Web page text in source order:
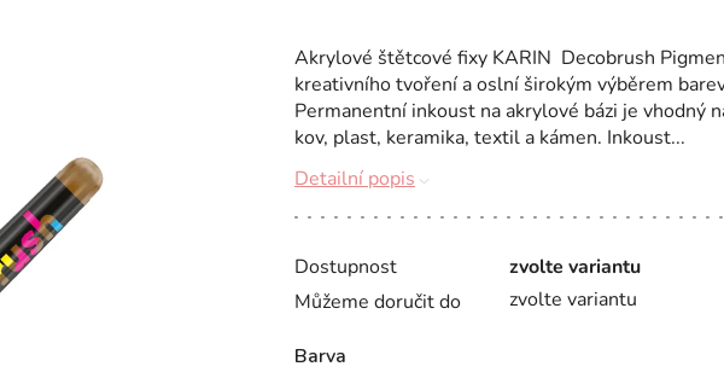
Dostupnost
zvolte variantu
Můžeme doručit do
zvolte variantu
Barva
Akrylové štětcové fixy KARIN Decobrush
kreativního tvoření a oslní širokým výběrem
Permanentní inkoust na akrylové bázi je vhodný
kov, plast, keramika, textil a kámen. Inkoust...
Detailní popis